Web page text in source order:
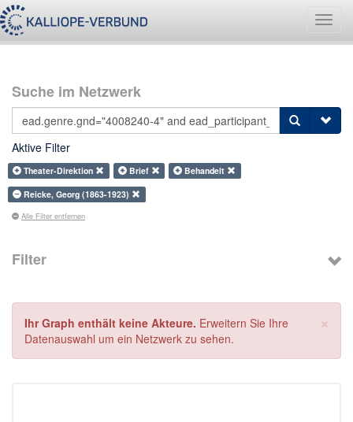
Suche im Netzwerk
Aktive Filter
Theater-Direktion Brief
Behandelt
Reicke, Georg (1863-1923)
Alle Filter entfernen
Filter
×
Ihr Graph enthält keine Akteure. Erweitern Sie Ihre
Datenauswahl um ein Netzwerk zu sehen.